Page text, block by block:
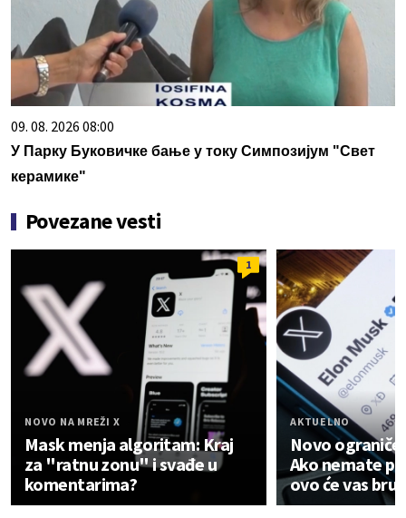
09. 08. 2026 08:00
У Парку Буковичке бање у току Симпозијум "Свет
керамике"
Povezane vesti
1
NOVO NA MREŽI X
Mask menja algoritam: Kraj
za "ratnu zonu" i svađe u
komentarima?
AKTUELNO
Novo
Ako nemate
ovo će vas